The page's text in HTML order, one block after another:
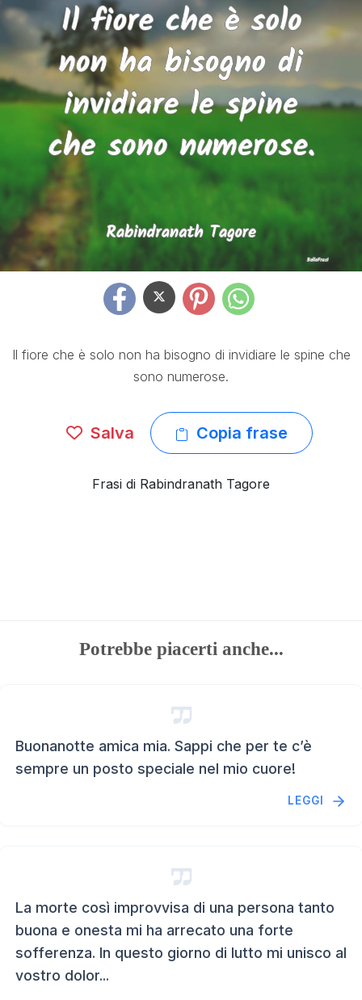
Il fiore che è solo non ha bisogno di invidiare le spine che
sono numerose.
Salva Copia frase
Frasi di Rabindranath Tagore
Potrebbe piacerti anche...
Buonanotte amica mia. Sappi che per te c’è
sempre un posto speciale nel mio cuore!
LEGGI
La morte così improvvisa di una persona tanto
buona e onesta mi ha arrecato una forte
sofferenza. In questo giorno di lutto mi unisco al
vostro dolor...